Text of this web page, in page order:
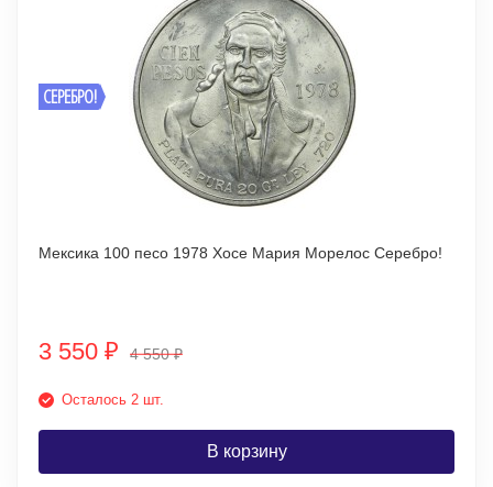
СЕРЕБРО!
Мексика 100 песо 1978 Хосе Мария Морелос Серебро!
3 550 ₽ 4 550₽
Осталось 2 шт.
В корзину